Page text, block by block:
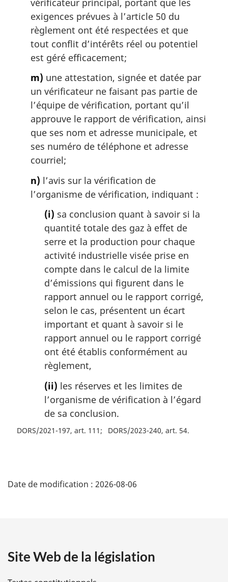
exigences prévues à l’article 50 du
règlement ont été respectées et que
tout conflit d’intérêts réel ou potentiel
est géré efficacement;
m) une attestation, signée et datée par
un vérificateur ne faisant pas partie de
l’équipe de vérification, portant qu’il
approuve le rapport de vérification, ainsi
que ses nom et adresse municipale, et
ses numéro de téléphone et adresse
courriel;
n) l’avis sur la vérification de
l’organisme de vérification, indiquant :
(i) sa conclusion quant à savoir si la
quantité totale des gaz à effet de
serre et la production pour chaque
activité industrielle visée prise en
compte dans le calcul de la limite
d’émissions qui figurent dans le
rapport annuel ou le rapport corrigé,
selon le cas, présentent un écart
important et quant à savoir si le
rapport annuel ou le rapport corrigé
ont été établis conformément au
règlement,
(ii) les réserves et les limites de
l’organisme de vérification à l’égard
de sa conclusion.
DORS/2021-197, art. 111 DORS/2023-240, art. 54
é
i
Date de modification : 2026-08-06
Site Web de la législation